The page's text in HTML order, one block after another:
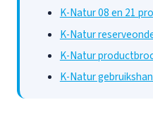
K-Natur 08 en 21
K-Natur
K-Natur
K-Natur